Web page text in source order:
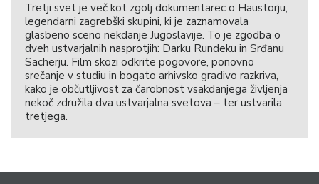
Tretji svet je več kot zgolj dokumentarec o Haustorju,
legendarni zagrebški skupini, ki je zaznamovala
glasbeno sceno nekdanje Jugoslavije. To je zgodba o
dveh ustvarjalnih nasprotjih: Darku Rundeku in Srđanu
Sacherju. Film skozi odkrite pogovore, ponovno
srečanje v studiu in bogato arhivsko gradivo razkriva,
kako je občutljivost za čarobnost vsakdanjega življenja
nekoč združila dva ustvarjalna svetova – ter ustvarila
tretjega.